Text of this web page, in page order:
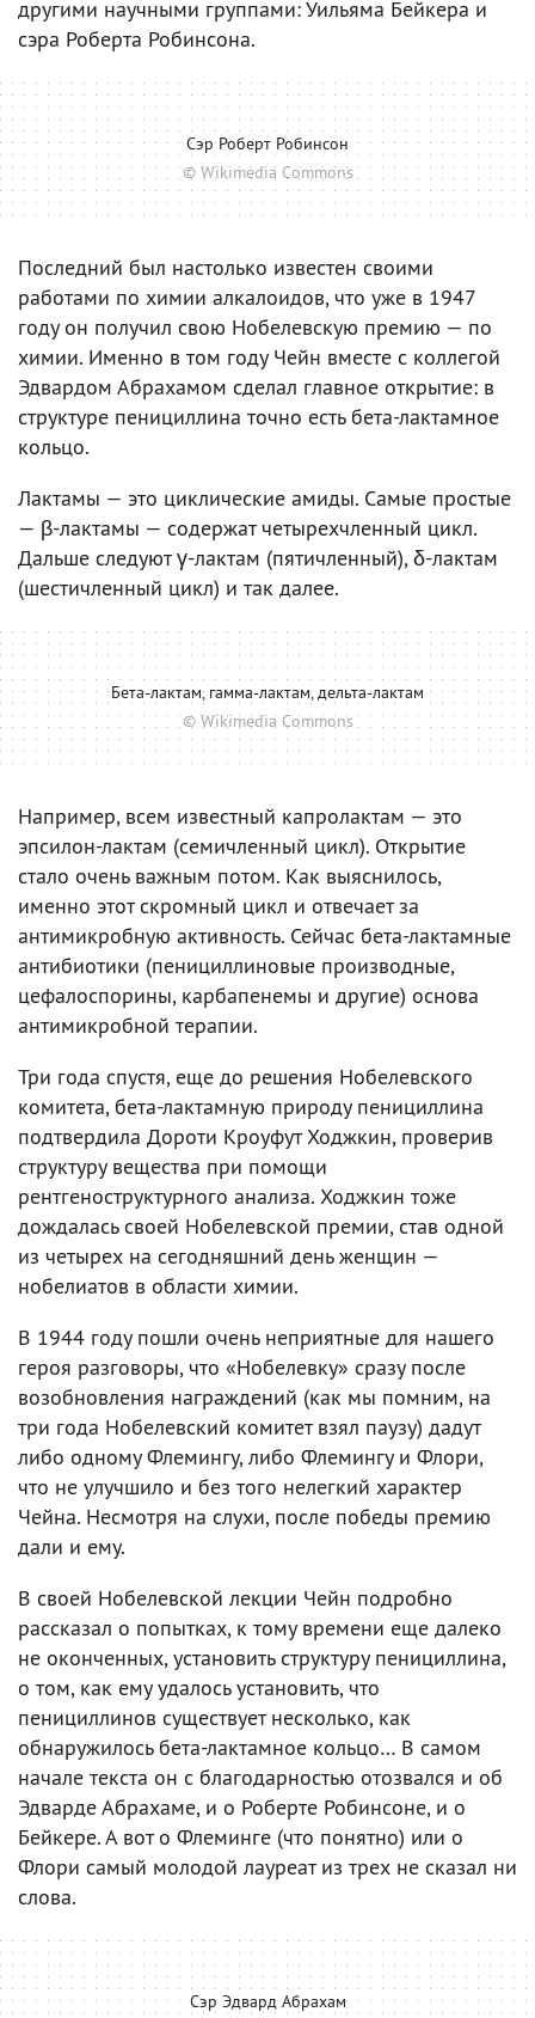
другими научными группами: Уильяма Бейкера и
сэра Роберта Робинсона.
Сэр Роберт Робинсон
© Wikimedia Commons
Последний был настолько известен своими
работами по химии алкалоидов, что уже в 1947
году он получил свою Нобелевскую премию — по
химии. Именно в том году Чейн вместе с коллегой
Эдвардом Абрахамом сделал главное открытие: в
структуре пенициллина точно есть бета-лактамное
кольцо.
Лактамы — это циклические амиды. Самые простые
— β-лактамы — содержат четырехчленный цикл.
Дальше следуют γ-лактам (пятичленный), δ-лактам
(шестичленный цикл) и так далее.
Бета-лактам, гамма-лактам, дельта-лактам
© Wikimedia Commons
Например, всем известный капролактам — это
эпсилон-лактам (семичленный цикл). Открытие
стало очень важным потом. Как выяснилось,
именно этот скромный цикл и отвечает за
антимикробную активность. Сейчас бета-лактамные
антибиотики (пенициллиновые производные,
цефалоспорины, карбапенемы и другие) основа
антимикробной терапии.
Три года спустя, еще до решения Нобелевского
комитета, бета-лактамную природу пенициллина
подтвердила Дороти Кроуфут Ходжкин, проверив
структуру вещества при помощи
рентгеноструктурного анализа. Ходжкин тоже
дождалась своей Нобелевской премии, став одной
из четырех на сегодняшний день женщин —
нобелиатов в области химии.
В 1944 году пошли очень неприятные для нашего
героя разговоры, что «Нобелевку» сразу после
возобновления награждений (как мы помним, на
три года Нобелевский комитет взял паузу) дадут
либо одному Флемингу, либо Флемингу и Флори,
что не улучшило и без того нелегкий характер
Чейна. Несмотря на слухи, после победы премию
дали и ему.
В своей Нобелевской лекции Чейн подробно
рассказал о попытках, к тому времени еще далеко
не оконченных, установить структуру пенициллина,
о том, как ему удалось установить, что
пенициллинов существует несколько, как
обнаружилось бета-лактамное кольцо… В самом
начале текста он с благодарностью отозвался и об
Эдварде Абрахаме, и о Роберте Робинсоне, и о
Бейкере. А вот о Флеминге (что понятно) или о
Флори самый молодой лауреат из трех не сказал ни
слова.
Сэр Эдвард Абрахам